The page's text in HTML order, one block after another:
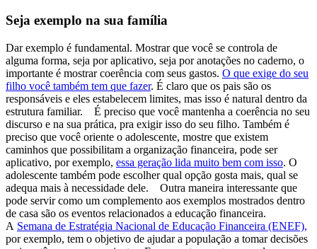
Seja exemplo na sua família
Dar exemplo é fundamental. Mostrar que você se controla de
alguma forma, seja por aplicativo, seja por anotações no caderno, o
importante é mostrar coerência com seus gastos. O que exige do seu
filho você também tem que fazer. É claro que os pais são os
responsáveis e eles estabelecem limites, mas isso é natural dentro da
estrutura familiar.
É preciso que você mantenha a coerência no seu
discurso e na sua prática, pra exigir isso do seu filho. Também é
preciso que você oriente o adolescente, mostre que existem
caminhos que possibilitam a organização financeira, pode ser
aplicativo, por exemplo, essa geração lida muito bem com isso. O
adolescente também pode escolher qual opção gosta mais, qual se
adequa mais à necessidade dele.
Outra maneira interessante que
pode servir como um complemento aos exemplos mostrados dentro
de casa são os eventos relacionados a educação financeira.
A Semana de Estratégia Nacional de Educação Financeira (ENEF),
por exemplo, tem o objetivo de ajudar a população a tomar decisões